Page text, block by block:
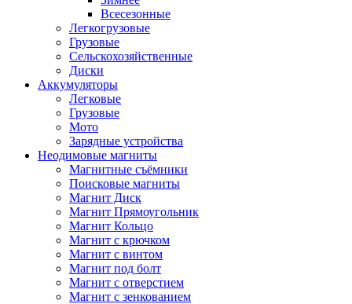
Всесезонные
Легкогрузовые
Грузовые
Сельскохозяйственные
Диски
Аккумуляторы
Легковые
Грузовые
Мото
Зарядные устройства
Неодимовые магниты
Магнитные съёмники
Поисковые магниты
Магнит Диск
Магнит Пря­мо­уголь­ник
Магнит Кольцо
Магнит с крючком
Магнит с винтом
Магнит под болт
Магнит с отверстием
Магнит с зенкованием